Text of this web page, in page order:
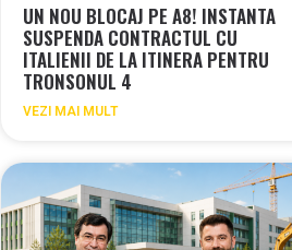
UN NOU BLOCAJ PE A8! INSTANTA
SUSPENDA CONTRACTUL CU
ITALIENII DE LA ITINERA PENTRU
TRONSONUL 4
VEZI MAI MULT